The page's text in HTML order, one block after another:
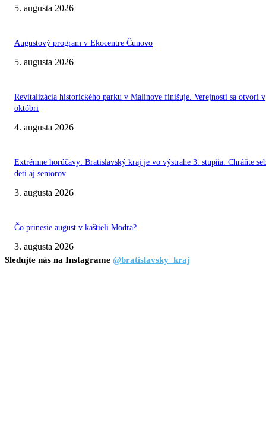
5. augusta 2026
Augustový program v Ekocentre Čunovo
5. augusta 2026
Revitalizácia historického parku v Malinove finišuje. Verejnosti sa otvorí v
októbri
4. augusta 2026
Extrémne horúčavy: Bratislavský kraj je vo výstrahe 3. stupňa. Chráňte
deti aj seniorov
3. augusta 2026
Čo prinesie august v kaštieli Modra?
3. augusta 2026
Sledujte nás na Instagrame @bratislavsky_kraj